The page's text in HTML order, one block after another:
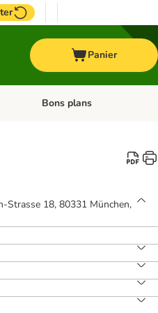
Panier
Dérouler les catégories: Top
Bons plans
Strasse 18, 80331 München,